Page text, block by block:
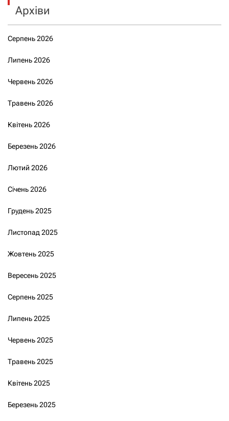
Архіви
Серпень 2026
Липень 2026
Червень 2026
Травень 2026
Квітень 2026
Березень 2026
Лютий 2026
Січень 2026
Грудень 2025
Листопад 2025
Жовтень 2025
Вересень 2025
Серпень 2025
Липень 2025
Червень 2025
Травень 2025
Квітень 2025
Березень 2025